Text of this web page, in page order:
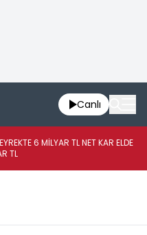
Canlı
6 MİLYAR TL NET KAR ELDE
TL